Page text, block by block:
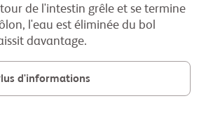
de l'intestin grêle et se termine
l'eau est éliminée du bol
davantage.
d'informations